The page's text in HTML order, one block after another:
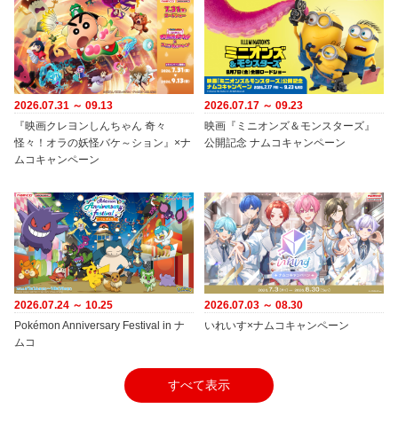
2026.07.31 ～ 09.13
『映画クレヨンしんちゃん 奇々
怪々！オラの妖怪バケ～ション』×ナ
ムコキャンペーン
2026.07.17 ～ 09.23
映画『ミニオンズ＆モンスターズ』
公開記念 ナムコキャンペーン
2026.07.24 ～ 10.25
Pokémon Anniversary Festival in ナ
ムコ
2026.07.03 ～ 08.30
いれいす×ナムコキャンペーン
すべて表示